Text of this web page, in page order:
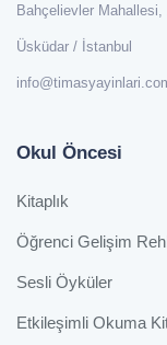
Bahçelievler Mahallesi,
Üsküdar / İstanbul
Okul Öncesi
Kitaplık
Öğrenci Gelişim
Sesli Öyküler
Etkileşimli Okuma